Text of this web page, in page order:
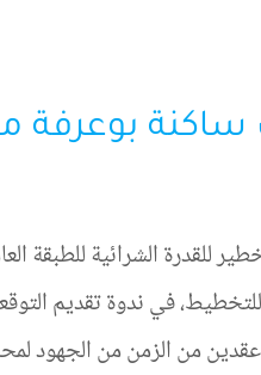
ساكنة بوعرفة
للقدرة الشرائية للطبقة
سنة 2000، ما يعني ضياع عقدين من الزمن